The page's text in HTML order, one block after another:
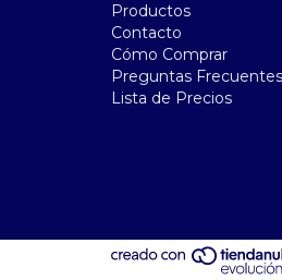
Productos
Contacto
Cómo Comprar
Preguntas Frecuentes
Lista de Precios